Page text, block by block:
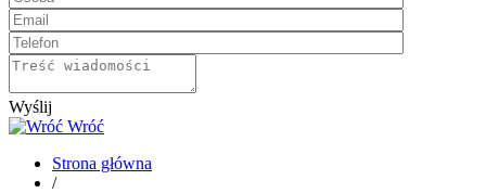
Wyślij
Wróć
Strona główna
/